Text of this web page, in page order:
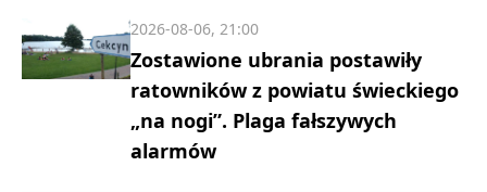
Zostawione ubrania postawiły
ratowników z powiatu świeckiego
„na nogi”. Plaga fałszywych
alarmów
2026-08-06, 21:00